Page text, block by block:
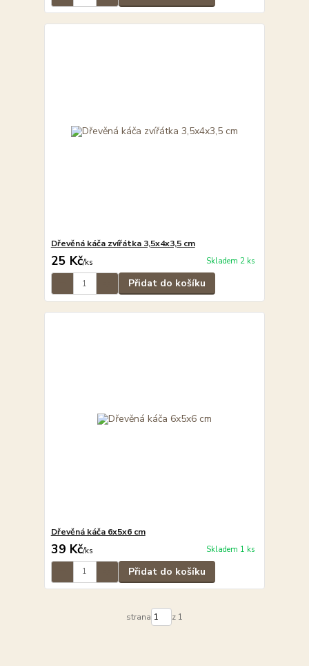
Dřevěná káča zvířátka 3,5x4x3,5 cm
25 Kč/ks Skladem 2 ks
Přidat do košíku
Dřevěná káča 6x5x6 cm
39 Kč/ks Skladem 1 ks
Přidat do košíku
strana z 1